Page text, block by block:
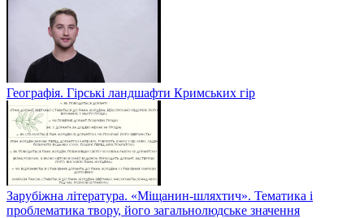
Географія. Гірські ландшафти Кримських гір
Зарубіжна література. «Міщанин-шляхтич». Тематика і
проблематика твору, його загальнолюдське значення